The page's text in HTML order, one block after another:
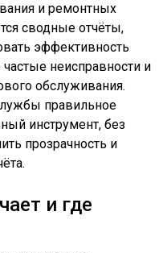
и ремонтных
сводные отчёты,
эффективность
неисправности и
обслуживания.
правильное
инструмент, без
прозрачность и
и где